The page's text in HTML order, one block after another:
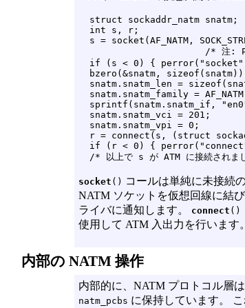
  struct sockaddr_natm snatm;
  int s, r;
s = socket(AF_NATM,
/* 注:
if (s < 0) {
bzero(&snatm,
snatm.snatm_len =
snatm.snatm_family =
sprintf(snatm.snatm_if,
  snatm.snatm_vci = 201;
  snatm.snatm_vpi = 0;
r = connect(s, (struct
if (r < 0) {
socket () コールは単純に未接続
NATM ソケットを仮想回線に結
ライバに通知します。
connect ()
使用して ATM 入出力を行います。
内部の NATM 操作
内部的に、NATM プロトコル層
natm_pcbs に保持しています。